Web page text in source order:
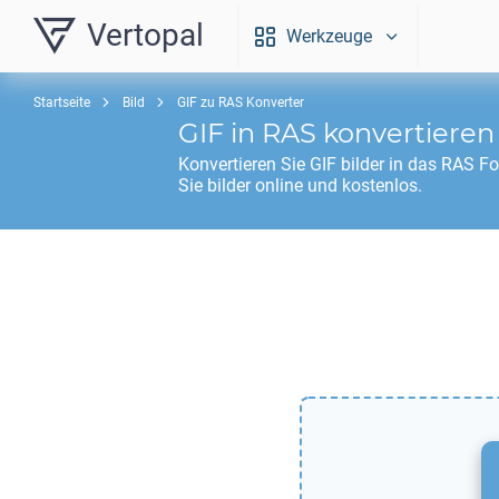
Vertopal Werkzeuge
Startseite Bild GIF zu RAS Konverter
GIF in RAS konvertieren
Konvertieren Sie GIF bilder in das RAS
Sie bilder online und kostenlos.